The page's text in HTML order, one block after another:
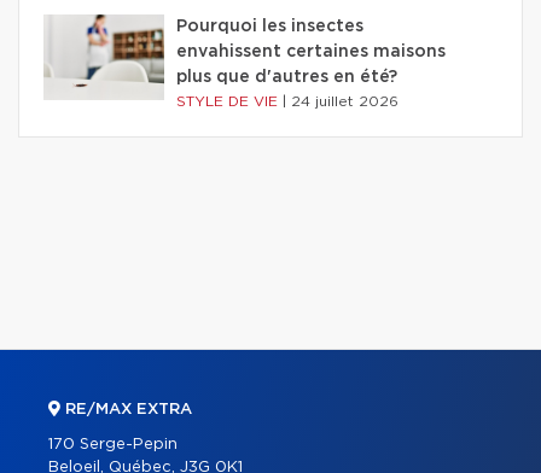
Pourquoi les insectes
envahissent certaines maisons
plus que d'autres en été?
STYLE DE VIE 24 juillet 2026
RE/MAX EXTRA
170 Serge-Pepin
Beloeil, Québec, J3G 0K1